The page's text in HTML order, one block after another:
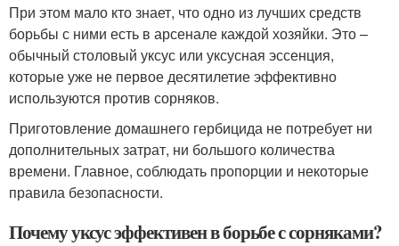
При этом мало кто знает, что одно из лучших средств
борьбы с ними есть в арсенале каждой хозяйки. Это –
обычный столовый уксус или уксусная эссенция,
которые уже не первое десятилетие эффективно
используются против сорняков.
Приготовление домашнего гербицида не потребует ни
дополнительных затрат, ни большого количества
времени. Главное, соблюдать пропорции и некоторые
правила безопасности.
Почему уксус эффективен в борьбе с сорняками?